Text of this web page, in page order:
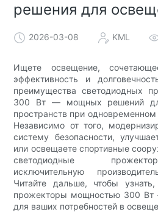
решения для
2026-03-08 KML
Ищете освещение,
эффективность и
преимущества светодиодных
300 Вт — мощных решений
пространств при одновременном
Независимо от того,
систему безопасности,
или освещаете спортивные
светодиодные
исключительную
Читайте дальше, чтобы
прожекторы мощностью 300
для ваших потребностей в